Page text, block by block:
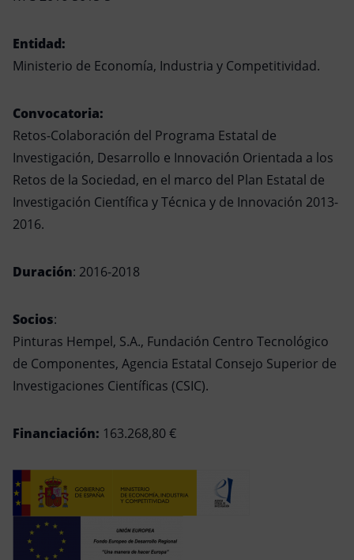
Entidad:
Ministerio de Economía, Industria y Competitividad.
Convocatoria:
Retos-Colaboración del Programa Estatal de
Investigación, Desarrollo e Innovación Orientada a los
Retos de la Sociedad, en el marco del Plan Estatal de
Investigación Científica y Técnica y de Innovación 2013-
2016.
Duración: 2016-2018
Socios:
Pinturas Hempel, S.A., Fundación Centro Tecnológico
de Componentes, Agencia Estatal Consejo Superior de
Investigaciones Científicas (CSIC).
Financiación: 163.268,80 €